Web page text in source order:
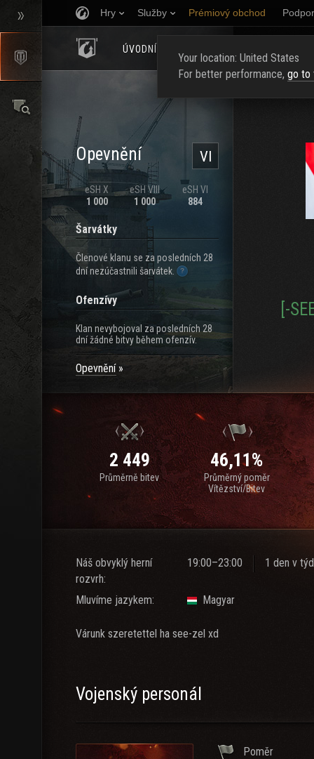
Hry Služby Prémiový obchod
ÚVODNÍ STRÁNKA
VI
Opevnění
eSH X
1 000
eSH VIII
1 000
eSH VI
884
Šarvátky
Členové klanu se za posledních 28
dní nezúčastnili šarvátek.
Ofenzívy
Klan nevybojoval za posledních 28
dní žádné bitvy během ofenzív.
Opevnění
[-
2 449
Průměrně bitev
46,11%
Průměrný poměr
Vítězství/Bitev
Náš obvyklý herní
rozvrh:
19:00–23:00 1 den v
Mluvíme jazykem: Magyar
Várunk szeretettel ha see-zel xd
Vojenský personál
Poměr
Your location: United States
For better performance, go to